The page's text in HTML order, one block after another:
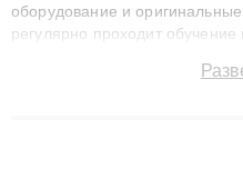
оборудование и
регулярно проходит
технику с сохранением